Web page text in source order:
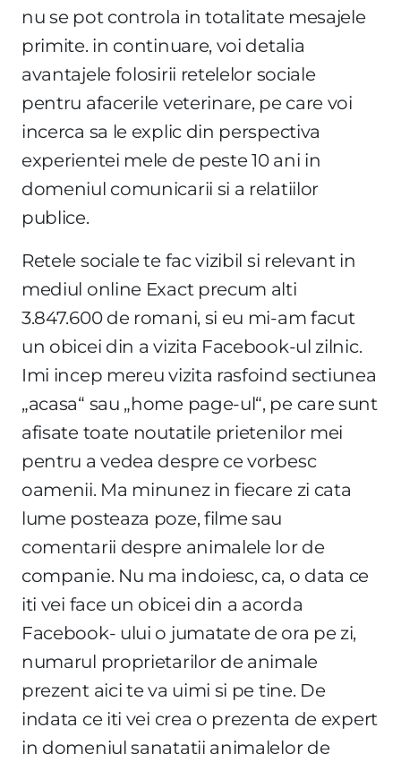
nu se pot controla in totalitate mesajele
primite. in continuare, voi detalia
avantajele folosirii retelelor sociale
pentru afacerile veterinare, pe care voi
incerca sa le explic din perspectiva
experientei mele de peste 10 ani in
domeniul comunicarii si a relatiilor
publice.
Retele sociale te fac vizibil si relevant in
mediul online Exact precum alti
3.847.600 de romani, si eu mi-am facut
un obicei din a vizita Facebook-ul zilnic.
Imi incep mereu vizita rasfoind sectiunea
„acasa“ sau „home page-ul“, pe care sunt
afisate toate noutatile prietenilor mei
pentru a vedea despre ce vorbesc
oamenii. Ma minunez in fiecare zi cata
lume posteaza poze, filme sau
comentarii despre animalele lor de
companie. Nu ma indoiesc, ca, o data ce
iti vei face un obicei din a acorda
Facebook- ului o jumatate de ora pe zi,
numarul proprietarilor de animale
prezent aici te va uimi si pe tine. De
indata ce iti vei crea o prezenta de expert
in domeniul sanatatii animalelor de